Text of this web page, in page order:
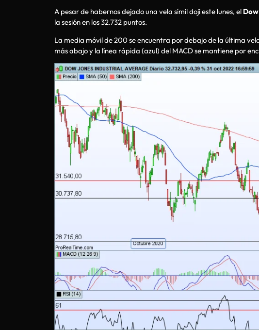
A pesar de habernos dejado una vela símil doji este lunes, el
la sesión en los 32.732 puntos.
La media móvil de 200 se encuentra por debajo de la última
más abajo y la línea rápida (azul) del MACD se mantiene por